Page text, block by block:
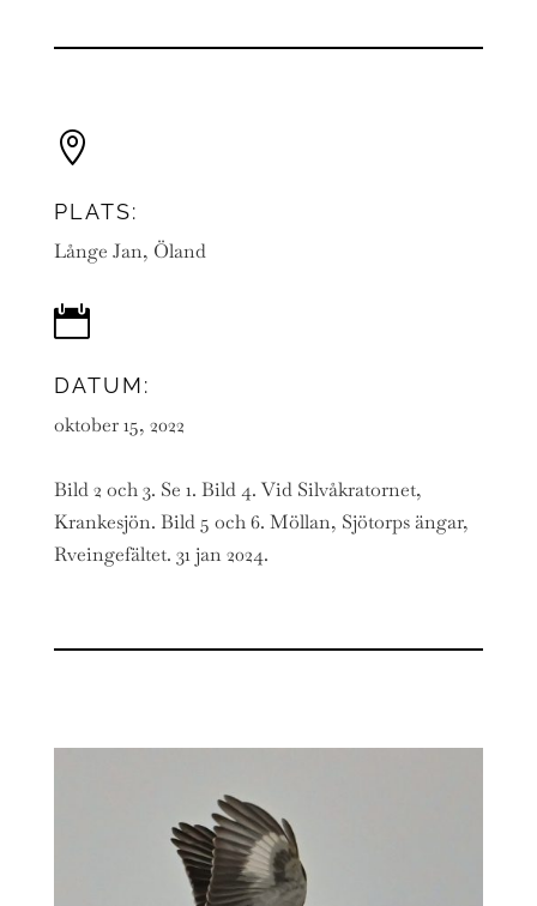

PLATS:
Långe Jan, Öland

DATUM:
oktober 15, 2022
Bild 2 och 3. Se 1. Bild 4. Vid Silvåkratornet,
Krankesjön. Bild 5 och 6. Möllan, Sjötorps ängar,
Rveingefältet. 31 jan 2024.